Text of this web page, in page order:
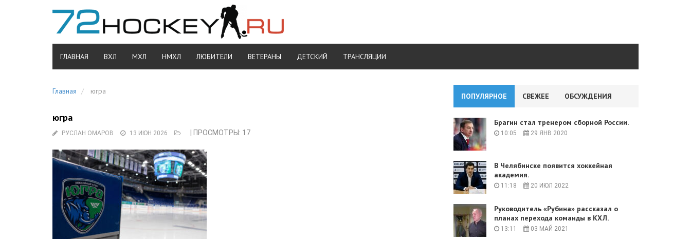
ГЛАВНАЯ ВХЛ МХЛ НМХЛ ЛЮБИТЕЛИ ВЕТЕРАНЫ ДЕТСКИЙ ТРАНСЛЯЦИИ
Главная югра
югра
РУСЛАН ОМАРОВ 13 ИЮН 2026 | ПРОСМОТРЫ: 17
ПОПУЛЯРНОЕ СВЕЖЕЕ ОБСУЖДЕНИЯ
Брагин стал тренером сборной России.
10:05 29 ЯНВ 2020
В Челябинске появится хоккейная
академия.
11:18 20 ИЮЛ 2022
Руководитель «Рубина» рассказал о
планах перехода команды в КХЛ.
13:11 03 МАЙ 2021